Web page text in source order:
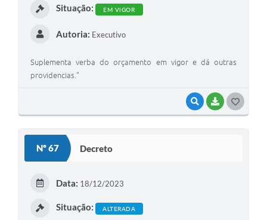
VISUALIZAR
BAIXAR
Situação: EM VIGOR
Autoria: Executivo
Suplementa verba do orçamento em vigor e dá outras
providencias."
Nº 67 Decreto
Data: 18/12/2023
Situação: ALTERADA